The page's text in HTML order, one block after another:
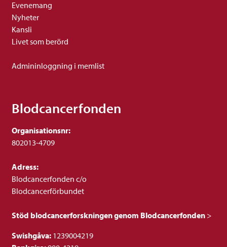
Evenemang
Nyheter
Kansli
Livet som berörd
Admininloggning i memlist
Blodcancerfonden
Organisationsnr:
802013-4709
Adress:
Blodcancerfonden c/o
Blodcancerförbundet
Stöd blodcancerforskningen genom Blodcancerfonden >
Swishgåva: 1239004219